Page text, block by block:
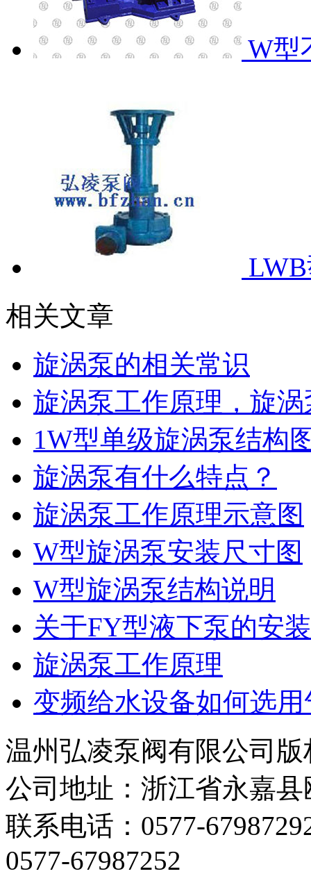
W型
相关文章
旋涡泵的相关常识
旋涡泵工作原理，旋
1W型单级旋涡泵结构
旋涡泵有什么特点？
旋涡泵工作原理示意图
W型旋涡泵安装尺寸图
W型旋涡泵结构说明
关于FY型液下泵的安
旋涡泵工作原理
变频给水设备如何选
温州弘凌泵阀有限公司
公司地址：浙江省永嘉
联系电话：0577-
0577-67987252